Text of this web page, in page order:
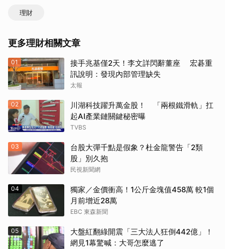
理財
更多理財相關文章
01
接手兆基僅2天！李文詳閃辭董座 宏碁重
訊說明：發現內部管理缺失
太報
02
川湖科技躍升萬金股！ 「兩根鐵滑軌」扛
起AI產業鏈關鍵秘密曝
TVBS
03
台股大彈千點是假象？杜金龍警告「2類
股」別久抱
民視新聞網
04
獨家／金價衝高！1公斤金塊值458萬 較1個
月前增近28萬
EBC 東森新聞
05
大盤紅翻綠開震「三大法人狂倒442億」！
網見1幕驚喊：大哥怎麼逃了